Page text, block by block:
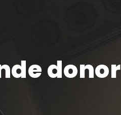
donor